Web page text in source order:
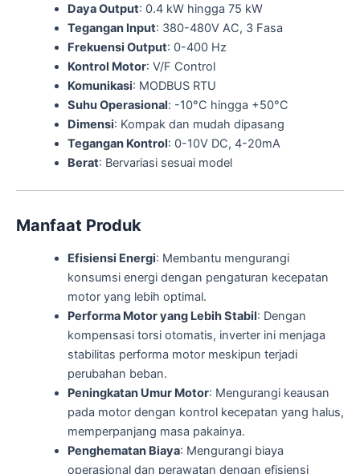
Daya Output: 0.4 kW hingga 75 kW
Tegangan Input: 380-480V AC, 3 Fasa
Frekuensi Output: 0-400 Hz
Kontrol Motor: V/F Control
Komunikasi: MODBUS RTU
Suhu Operasional: -10°C hingga +50°C
Dimensi: Kompak dan mudah dipasang
Tegangan Kontrol: 0-10V DC, 4-20mA
Berat: Bervariasi sesuai model
Manfaat Produk
Efisiensi Energi: Membantu mengurangi
konsumsi energi dengan pengaturan kecepatan
motor yang lebih optimal.
Performa Motor yang Lebih Stabil: Dengan
kompensasi torsi otomatis, inverter ini menjaga
stabilitas performa motor meskipun terjadi
perubahan beban.
Peningkatan Umur Motor: Mengurangi keausan
pada motor dengan kontrol kecepatan yang halus,
memperpanjang masa pakainya.
Penghematan Biaya: Mengurangi biaya
operasional dan perawatan dengan efisiensi